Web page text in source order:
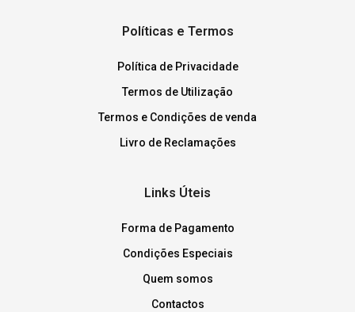
Políticas e Termos
Política de Privacidade
Termos de Utilização
Termos e Condições de venda
Livro de Reclamações
Links Úteis
Forma de Pagamento
Condições Especiais
Quem somos
Contactos